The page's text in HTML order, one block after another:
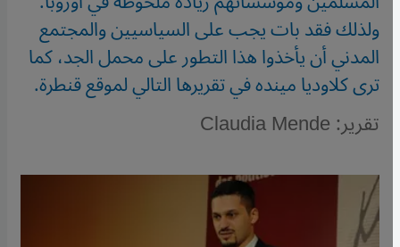
ولذلك فقد بات يجب على السياسيين والمجتمع
المدني أن يأخذوا هذا التطور على محمل الجد، كما
ترى كلاوديا مينده في تقريرها التالي لموقع قنطرة.
تقرير: Claudia Mende